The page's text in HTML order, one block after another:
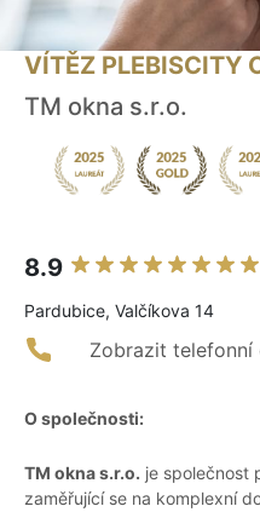
VÍTĚZ PLEBISCITY
TM okna s.r.o.
8.9
Pardubice, Valčíkova 14
Zobrazit telefonní
O společnosti:
TM okna s.r.o. je společnost
zaměřující se na komplexní